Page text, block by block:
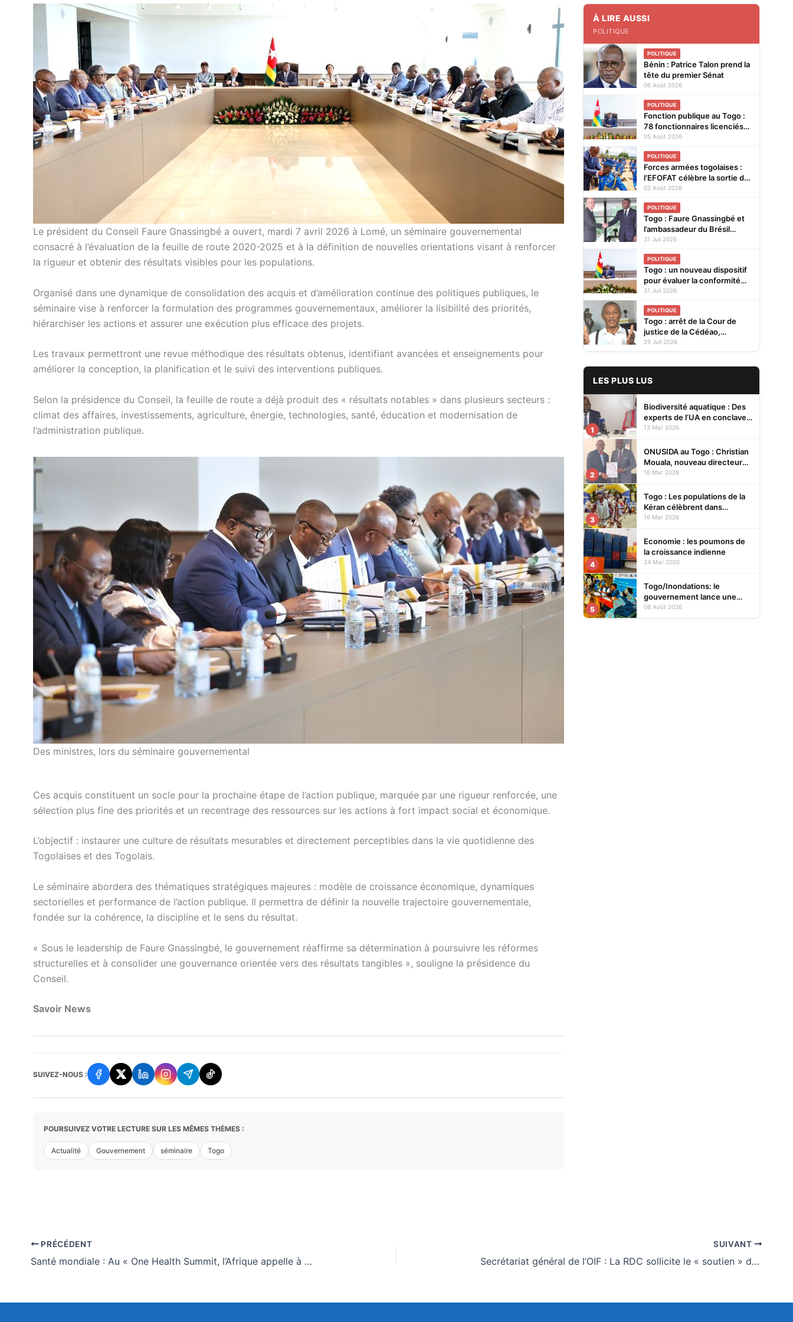
Le président du Conseil Faure Gnassingbé a ouvert, mardi 7 avril 2026 à Lomé, un séminaire gouvernemental
consacré à l’évaluation de la feuille de route 2020-2025 et à la définition de nouvelles orientations visant à renforcer
la rigueur et obtenir des résultats visibles pour les populations.
Organisé dans une dynamique de consolidation des acquis et d’amélioration continue des politiques publiques, le
séminaire vise à renforcer la formulation des programmes gouvernementaux, améliorer la lisibilité des priorités,
hiérarchiser les actions et assurer une exécution plus efficace des projets.
Les travaux permettront une revue méthodique des résultats obtenus, identifiant avancées et enseignements pour
améliorer la conception, la planification et le suivi des interventions publiques.
Selon la présidence du Conseil, la feuille de route a déjà produit des « résultats notables » dans plusieurs secteurs :
climat des affaires, investissements, agriculture, énergie, technologies, santé, éducation et modernisation de
l’administration publique.
Des ministres, lors du séminaire gouvernemental
Ces acquis constituent un socle pour la prochaine étape de l’action publique, marquée par une rigueur renforcée, une
sélection plus fine des priorités et un recentrage des ressources sur les actions à fort impact social et économique.
L’objectif : instaurer une culture de résultats mesurables et directement perceptibles dans la vie quotidienne des
Togolaises et des Togolais.
Le séminaire abordera des thématiques stratégiques majeures : modèle de croissance économique, dynamiques
sectorielles et performance de l’action publique. Il permettra de définir la nouvelle trajectoire gouvernementale,
fondée sur la cohérence, la discipline et le sens du résultat.
« Sous le leadership de Faure Gnassingbé, le gouvernement réaffirme sa détermination à poursuivre les réformes
structurelles et à consolider une gouvernance orientée vers des résultats tangibles », souligne la présidence du
Conseil.
Savoir News
SUIVEZ-NOUS :
POURSUIVEZ VOTRE LECTURE SUR LES MÊMES THÈMES :
Actualité Gouvernement séminaire Togo
À LIRE AUSSI
POLITIQUE
POLITIQUE
Bénin : Patrice Talon prend la
tête du premier Sénat
06 Août 2026
POLITIQUE
Fonction publique au Togo :
78 fonctionnaires licenciés
entre 2025 et 2026
05 Août 2026
POLITIQUE
Forces armées togolaises :
l’EFOFAT célèbre la sortie de
la 29e promotion et le
02 Août 2026
POLITIQUE
Togo : Faure Gnassingbé et
l’ambassadeur du Brésil
explorent de nouvelles pistes
bilatérale
31 Juil 2026
POLITIQUE
Togo : un nouveau dispositif
pour évaluer la conformité
des produits avant leur mise
31 Juil 2026
POLITIQUE
Togo : arrêt de la Cour de
justice de la Cédéao,
l'opposition conteste la
29 Juil 2026
LES PLUS LUS
1
Biodiversité aquatique : Des
experts de l’UA en conclave à
Lomé pour renforcer la
13 Mar 2026
2
ONUSIDA au Togo : Christian
Mouala, nouveau directeur
pays
16 Mar 2026
3
Togo : Les populations de la
Kéran célèbrent dans
l’allégresse Tislim-Difoini,
16 Mar 2026
4
Economie : les poumons de
la croissance indienne
24 Mar 2026
5
Togo/Inondations: le
gouvernement lance une
opération d’assistance aux
08 Août 2026
PRÉCÉDENT
Santé mondiale : Au « One Health Summit, l’Afrique appelle à des actions « mesurables et financées » pour une souveraineté sanitaire durable
SUIVANT
Secrétariat général de l’OIF : La RDC sollicite le « soutien » du Togo